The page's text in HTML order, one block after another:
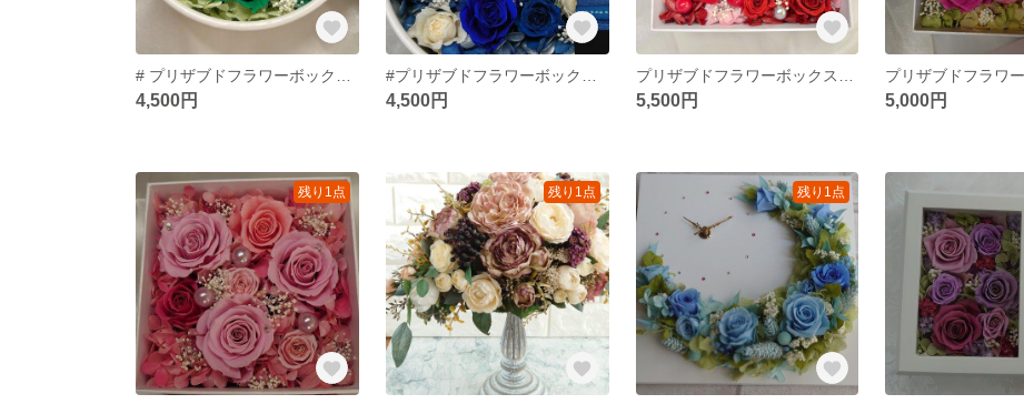
4,500円 4,500円 5,500円 5,000円
残り1点 残り1点 残り1点